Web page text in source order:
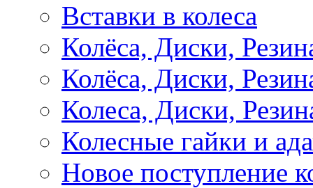
Вставки в колеса
Колёса, Диски,
Колёса, Диски,
Колеса, Диски,
Колесные гайки и
Новое поступление